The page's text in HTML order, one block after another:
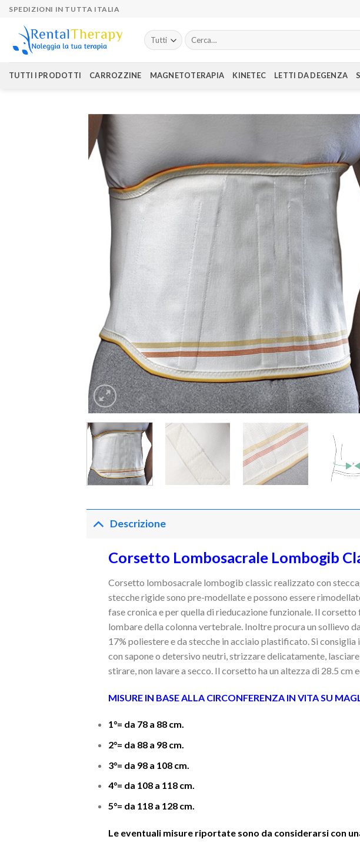
Skip
content
SPEDIZIONI IN TUTTA ITALIA
Cerca:
TUTTI I PRODOTTI CARROZZINE MAGNETOTERAPIA KINETEC LETTI DA DEGENZA
Descrizione
Corsetto Lombosacrale Lombogib
Corsetto lombosacrale lombogib classic realizzato con
stecche rigide sono pre-modellate e possono essere
fase cronica e per quella di rieducazione funzionale. Il
lombare della colonna vertebrale. Inoltre procura un sollievo
17% poliestere e da stecche in acciaio plastificato. Si
con sapone o detersivo neutri, strizzare delicatamente,
stirare, non lavare a secco. Il corsetto ha un altezza di 28.5 cm
MISURE IN BASE ALLA CIRCONFERENZA IN VITA SU
1°= da 78 a 88 cm.
2°= da 88 a 98 cm.
3°= da 98 a 108 cm.
4°= da 108 a 118 cm.
5°= da 118 a 128 cm.
Le eventuali misure riportate sono da considerarsi con